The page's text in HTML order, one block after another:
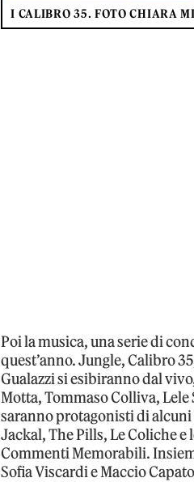
I CALIBRO 35. FOTO CHIARA
Poi la musica, una serie di
quest’anno. Jungle, Calibro
Gualazzi si esibiranno dal
Motta, Tommaso Colliva,
saranno protagonisti di
Jackal, The Pills, Le Coliche e
Commenti Memorabili.
Sofia Viscardi e Maccio